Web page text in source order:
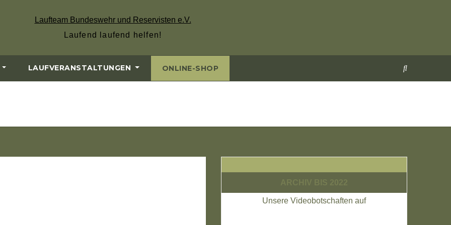
Laufteam Bundeswehr und Reservisten e.V.
Laufend laufend helfen!
LAUFVERANSTALTUNGEN ONLINE-SHOP
Unsere Videobotschaften auf